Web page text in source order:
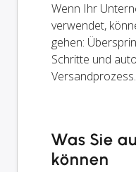
Wenn Ihr
verwendet,
gehen:
Schritte und
Versandprozess.
Was Sie
können